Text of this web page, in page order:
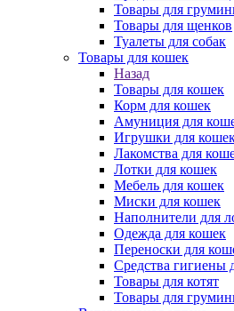
Товары для
Товары для щенков
Туалеты для собак
Товары для кошек
Назад
Товары для кошек
Корм для кошек
Амуниция для
Игрушки для
Лакомства для
Лотки для кошек
Мебель для кошек
Миски для кошек
Наполнители для
Одежда для кошек
Переноски для
Средства гигиены
Товары для котят
Товары для